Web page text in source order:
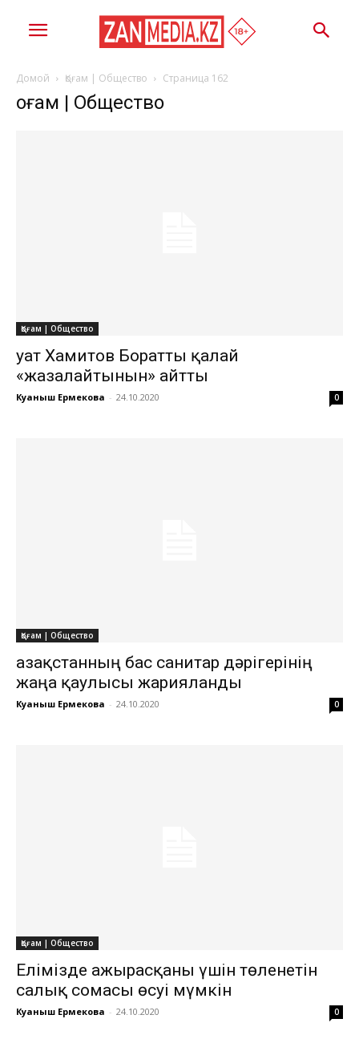
Домой Қоғам | Общество Страница 162
Қоғам | Общество
Қоғам | Общество
Қуат Хамитов Боратты қалай
«жазалайтынын» айтты
Куаныш Ермекова - 24.10.2020 0
Қоғам | Общество
Қазақстанның бас санитар дәрігерінің
жаңа қаулысы жарияланды
Куаныш Ермекова - 24.10.2020 0
Қоғам | Общество
Елімізде ажырасқаны үшін төленетін
салық сомасы өсуі мүмкін
Куаныш Ермекова - 24.10.2020 0